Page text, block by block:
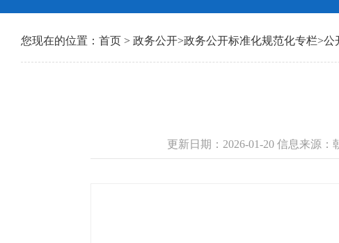
您现在的位置： 首页 > 政务公开>政务公开标准化规范化专栏>公
更新日期：2026-01-20 信息来源